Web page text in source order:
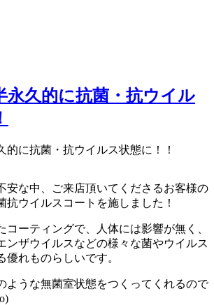
永久的に抗菌・抗ウイル
安な中、ご来店頂いてくださるお客様の
抗ウイルスコートを施しました！
コーティングで、人体には影響が無く、
ンザウイルスなどの様々な菌やウイルス
優れものらしいです。
ような無菌室状態をつくってくれるので